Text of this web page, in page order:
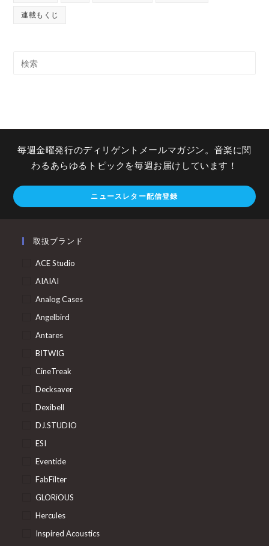
連載もくじ
毎週金曜発行のディリゲントメールマガジン。音楽に関
わるあらゆるトピックを毎週お届けしています！
ニュースレター配信登録
取扱ブランド
ACE Studio
AIAIAI
Analog Cases
Angelbird
Antares
BITWIG
CineTreak
Decksaver
Dexibell
DJ.STUDIO
ESI
Eventide
FabFilter
GLORiOUS
Hercules
Inspired Acoustics